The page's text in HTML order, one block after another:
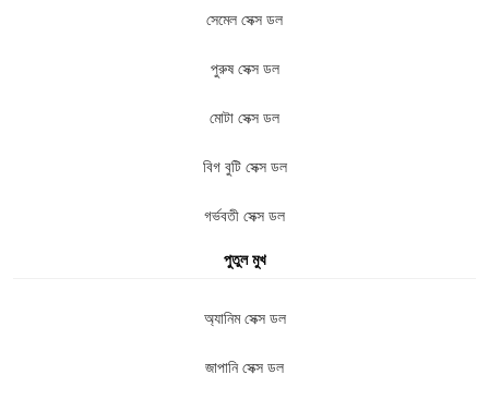
সেমেল সেক্স ডল
পুরুষ সেক্স ডল
মোটা সেক্স ডল
বিগ বুটি সেক্স ডল
গর্ভবতী সেক্স ডল
পুতুল মুখ
অ্যানিম সেক্স ডল
জাপানি সেক্স ডল